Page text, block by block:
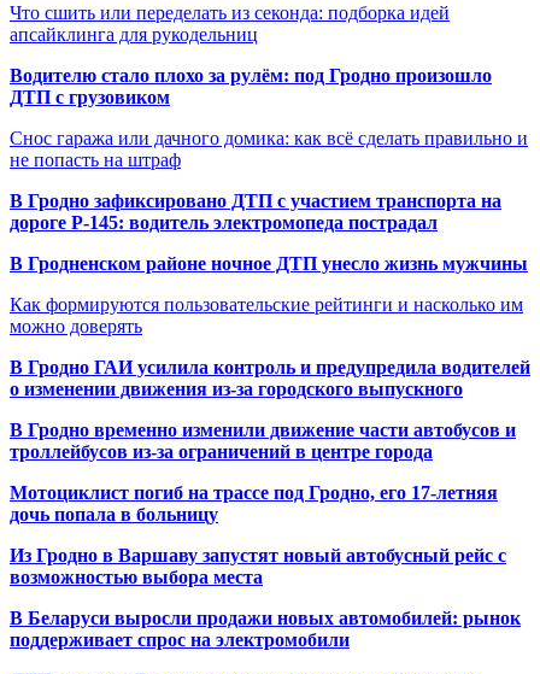
Что сшить или переделать из секонда: подборка идей
апсайклинга для рукодельниц
Водителю стало плохо за рулём: под Гродно произошло
ДТП с грузовиком
Снос гаража или дачного домика: как всё сделать правильно и
не попасть на штраф
В Гродно зафиксировано ДТП с участием транспорта на
дороге Р-145: водитель электромопеда пострадал
В Гродненском районе ночное ДТП унесло жизнь мужчины
Как формируются пользовательские рейтинги и насколько им
можно доверять
В Гродно ГАИ усилила контроль и предупредила водителей
о изменении движения из-за городского выпускного
В Гродно временно изменили движение части автобусов и
троллейбусов из-за ограничений в центре города
Мотоциклист погиб на трассе под Гродно, его 17-летняя
дочь попала в больницу
Из Гродно в Варшаву запустят новый автобусный рейс с
возможностью выбора места
В Беларуси выросли продажи новых автомобилей: рынок
поддерживает спрос на электромобили